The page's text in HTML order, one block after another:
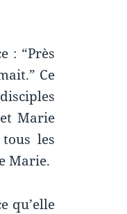
: “Près
Ce
Marie
les
Marie.
qu’elle